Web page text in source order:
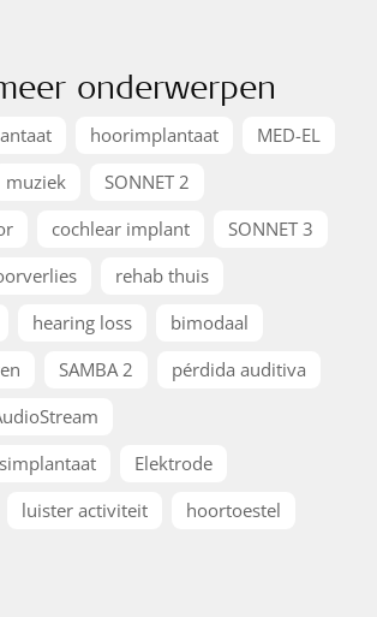
onderwerpen
hoorimplantaat
MED-EL
muziek
SONNET 2
cochlear implant
SONNET 3
rehab thuis
hearing loss
bimodaal
SAMBA 2
pérdida auditiva
Elektrode
luister activiteit
hoortoestel